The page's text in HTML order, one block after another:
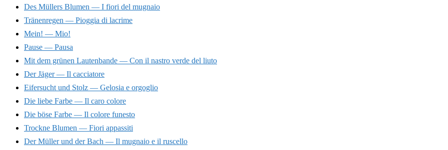
Des Müllers Blumen — I fiori del mugnaio
Tränenregen — Pioggia di lacrime
Mein! — Mio!
Pause — Pausa
Mit dem grünen Lautenbande — Con il nastro verde del liuto
Der Jäger — Il cacciatore
Eifersucht und Stolz — Gelosia e orgoglio
Die liebe Farbe — Il caro colore
Die böse Farbe — Il colore funesto
Trockne Blumen — Fiori appassiti
Der Müller und der Bach — Il mugnaio e il ruscello